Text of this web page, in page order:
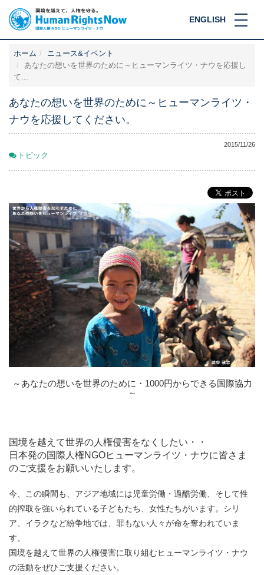
ENGLISH
ホーム
ニュース&イベント
あなたの想いを世界のために～ヒューマンライツ・ナウを応援し
て...
あなたの想いを世界のために～ヒューマンライツ・
ナウを応援してください。
2015/11/26
トピック
～あなたの想いを世界のために・1000円からできる国際協力
～
国境を越えて世界の人権侵害をなくしたい・・
日本発の国際人権NGOヒューマンライツ・ナウに皆さま
のご支援をお願いいたします。
今、この瞬間も、アジア地域には児童労働・過酷労働、そして性
的搾取を強いられている子どもたち、女性たちがいます。シリ
ア、イラクなど紛争地では、罪もない人々が命を奪われていま
す。
国境を越えて世界の人権侵害に取り組むヒューマンライツ・ナウ
の活動をぜひご支援ください。